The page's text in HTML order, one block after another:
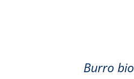
Burro bio